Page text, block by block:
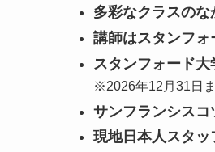
多彩なクラスの
講師はスタンフ
スタンフォード
※2026年12月31日
サンフランシスコ
現地日本人スタッ